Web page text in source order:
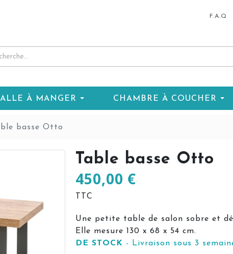
F.A.Q
À MANGER CHAMBRE À COUCHER
basse Otto
Table basse Otto
450,00 €
TTC
Une petite table de salon sobre et
Elle mesure 130 x 68 x 54 cm.
DE STOCK - Livraison sous 3